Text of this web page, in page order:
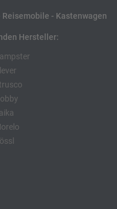
- Kastenwagen
Hersteller: